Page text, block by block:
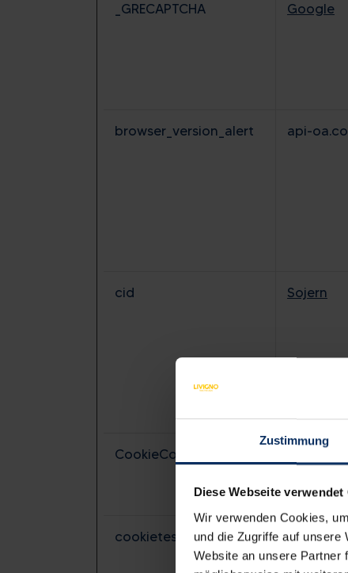
Zustimmung
Diese Webseite verwendet
Wir verwenden Cookies,
und die Zugriffe auf unsere
Website an unsere Partner
_GRECAPTCHA Google
browser_version_alert api-
cid Sojern
CookieConsent [x5]
cookietest [x4] HubSpot